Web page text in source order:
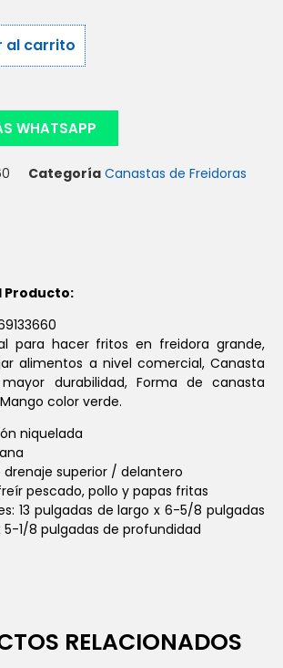
al carrito
WHATSAPP
Categoría Canastas de Freidoras
Producto:
para hacer fritos en freidora grande,
alimentos a nivel comercial, Canasta
durabilidad, Forma de canasta
color verde.
niquelada
drenaje superior / delantero
pescado, pollo y papas fritas
13 pulgadas de largo x 6-5/8 pulgadas
1/8 pulgadas de profundidad
RELACIONADOS